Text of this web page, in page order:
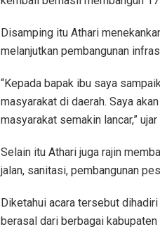
Disamping itu Athari
melanjutkan pembangunan
“Kepada bapak ibu saya
masyarakat di daerah. Saya
masyarakat semakin lancar,”
Selain itu Athari juga rajin
jalan, sanitasi, pembangunan
Diketahui acara tersebut
berasal dari berbagai kabupaten